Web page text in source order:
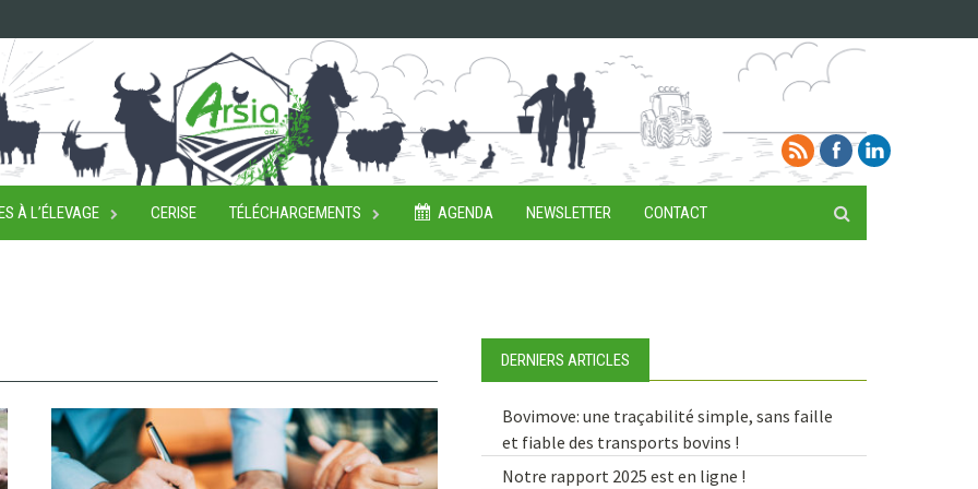
À L’ÉLEVAGE CERISE TÉLÉCHARGEMENTS AGENDA NEWSLETTER CONTACT
DERNIERS ARTICLES
Bovimove: une traçabilité simple, sans faille
et fiable des transports bovins !
Notre rapport 2025 est en ligne !